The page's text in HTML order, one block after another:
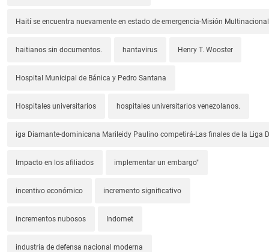
Haití se encuentra nuevamente en estado de emergencia-Misión
haitianos sin documentos. hantavirus Henry T. Wooster
Hospital Municipal de Bánica y Pedro Santana
Hospitales universitarios hospitales universitarios venezolanos.
iga Diamante-dominicana Marileidy Paulino competirá-Las finales de la Liga
Impacto en los afiliados implementar un embargo"
incentivo económico incremento significativo
incrementos nubosos Indomet
industria de defensa nacional moderna